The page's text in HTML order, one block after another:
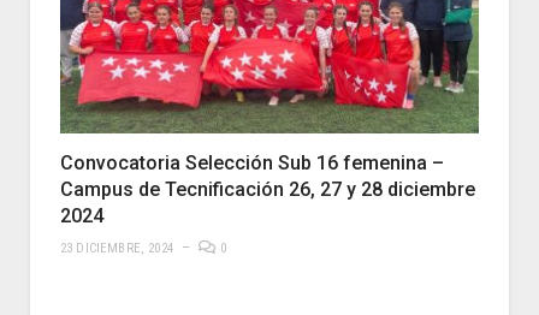
Convocatoria Selección Sub 16 femenina –
Campus de Tecnificación 26, 27 y 28 diciembre
2024
23 DICIEMBRE, 2024 0